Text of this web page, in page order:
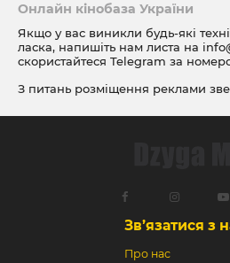
Онлайн кінобаза України
Якщо у вас виникли будь-які
ласка, напишіть нам листа на
скористайтеся Telegram за
З питань розміщення реклами
посиланням
Зв’язатися з
Про нас